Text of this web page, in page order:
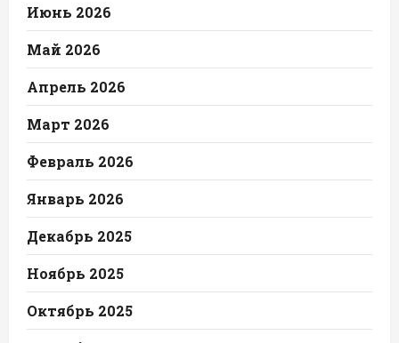
Июнь 2026
Май 2026
Апрель 2026
Март 2026
Февраль 2026
Январь 2026
Декабрь 2025
Ноябрь 2025
Октябрь 2025